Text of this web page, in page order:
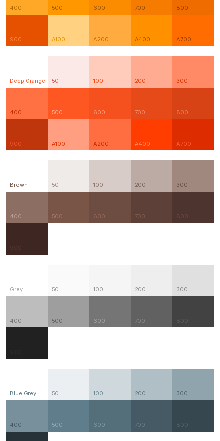
400 500 600 700 800
900 A100 A200 A400 A700
Deep Orange 50 100 200 300
400 500 600 700 800
900 A100 A200 A400 A700
Brown 50 100 200 300
400 500 600 700 800
Grey 50 100 200 300
400 500 600 700 800
Blue Grey 50 100 200 300
400 500 600 700 800